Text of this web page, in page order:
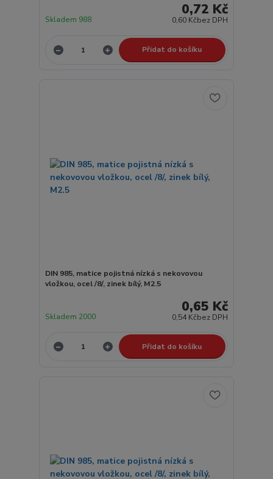
0,72 Kč
0,60 Kčbez DPH
Skladem 988
Přidat do košíku
DIN 985, matice pojistná nízká s nekovovou
vložkou, ocel /8/, zinek bílý, M2.5
0,65 Kč
0,54 Kčbez DPH
Skladem 2000
Přidat do košíku